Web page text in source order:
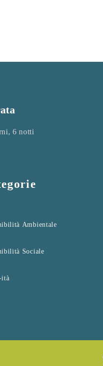
6 notti
Ambientale
Sociale
ità